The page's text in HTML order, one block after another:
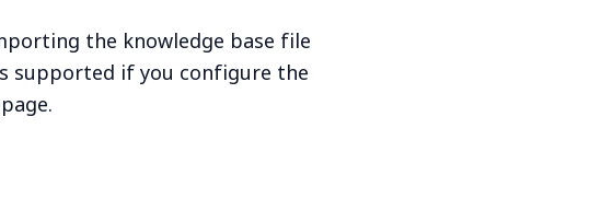
the knowledge base file
supported if you configure the